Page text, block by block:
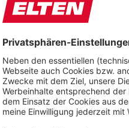
NEW
NOVA
RETRO
SAFEGUARD